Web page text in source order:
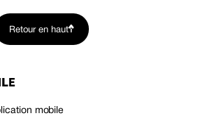
Retour en haut
mobile